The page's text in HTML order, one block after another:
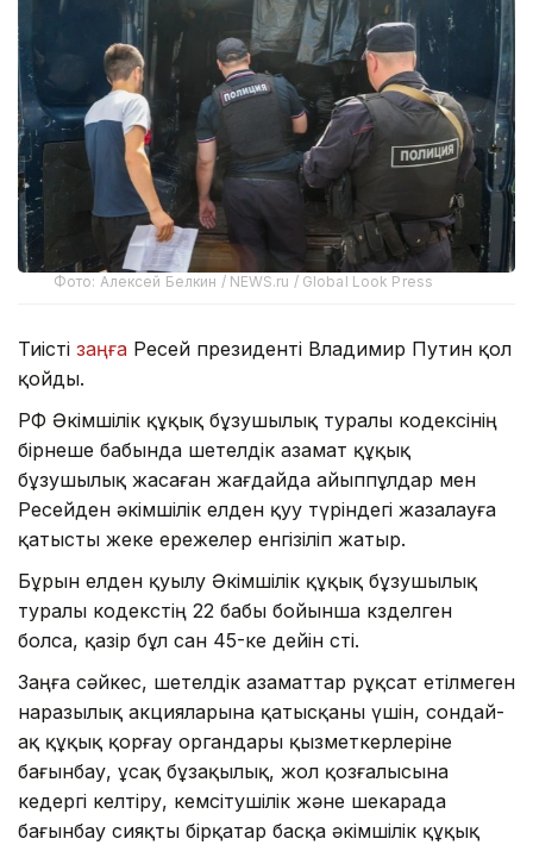
Фото: Алексей Белкин / NEWS.ru / Global Look Press
Тиісті заңға Ресей президенті Владимир Путин қол
қойды.
РФ Әкімшілік құқық бұзушылық туралы кодексінің
бірнеше бабында шетелдік азамат құқық
бұзушылық жасаған жағдайда айыппұлдар мен
Ресейден әкімшілік елден қуу түріндегі жазалауға
қатысты жеке ережелер енгізіліп жатыр.
Бұрын елден қуылу Әкімшілік құқық бұзушылық
туралы кодекстің 22 бабы бойынша көзделген
болса, қазір бұл сан 45-ке дейін өсті.
Заңға сәйкес, шетелдік азаматтар рұқсат етілмеген
наразылық акцияларына қатысқаны үшін, сондай-
ақ құқық қорғау органдары қызметкерлеріне
бағынбау, ұсақ бұзақылық, жол қозғалысына
кедергі келтіру, кемсітушілік және шекарада
бағынбау сияқты бірқатар басқа әкімшілік құқық